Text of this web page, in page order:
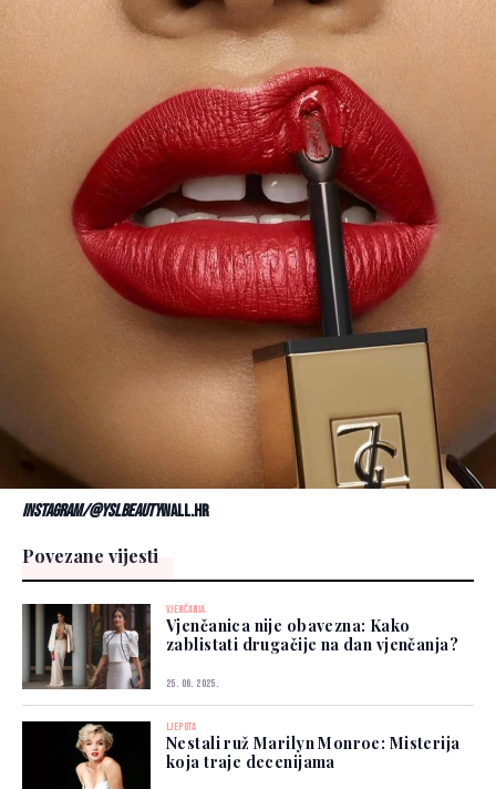
Instagram/@yslbeautyWall.hr
Povezane vijesti
VJENČANJA
Vjenčanica nije obavezna: Kako
zablistati drugačije na dan vjenčanja?
25. 06. 2025.
LJEPOTA
Nestali ruž Marilyn Monroe: Misterija
koja traje decenijama